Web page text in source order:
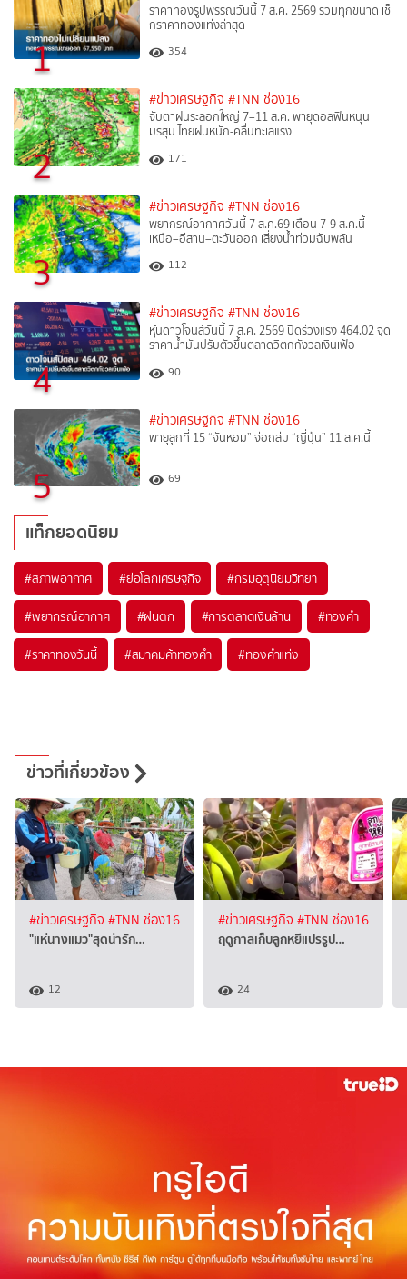
1
ราคาทองรูปพรรณวันนี้ 7 ส.ค. 2569 รวมทุกขนาด เช็
กราคาทองแท่งล่าสุด
354
2
#ข่าวเศรษฐกิจ #TNN ช่อง16
จับตาฝนระลอกใหญ่ 7–11 ส.ค. พายุดอลฟินหนุน
มรสุม ไทยฝนหนัก-คลื่นทะเลแรง
171
3
#ข่าวเศรษฐกิจ #TNN ช่อง16
พยากรณ์อากาศวันนี้ 7 ส.ค.69 เตือน 7-9 ส.ค.นี้
เหนือ–อีสาน–ตะวันออก เสี่ยงน้ำท่วมฉับพลัน
112
4
#ข่าวเศรษฐกิจ #TNN ช่อง16
หุ้นดาวโจนส์วันนี้ 7 ส.ค. 2569 ปิดร่วงแรง 464.02 จุด
ราคาน้ำมันปรับตัวขึ้นตลาดวิตกกังวลเงินเฟ้อ
90
5
#ข่าวเศรษฐกิจ #TNN ช่อง16
พายุลูกที่ 15 “จันหอม” จ่อถล่ม “ญี่ปุ่น” 11 ส.ค.นี้
69
แท็กยอดนิยม
#สภาพอากาศ #ย่อโลกเศรษฐกิจ #กรมอุตุนิยมวิทยา
#พยากรณ์อากาศ #ฝนตก #การตลาดเงินล้าน #ทองคำ
#ราคาทองวันนี้ #สมาคมค้าทองคำ #ทองคำแท่ง
ข่าวที่เกี่ยวข้อง
#ข่าวเศรษฐกิจ #TNN ช่อง16
"แห่นางแมว"สุดน่ารัก…
12
#ข่าวเศรษฐกิจ #TNN ช่อง16
ฤดูกาลเก็บลูกหยีแปรรูป…
24